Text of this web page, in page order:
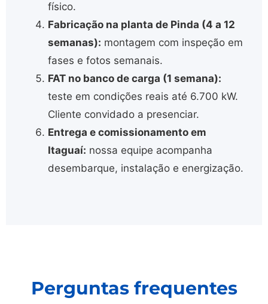
físico.
Fabricação na planta de Pinda (4 a 12
semanas): montagem com inspeção em
fases e fotos semanais.
FAT no banco de carga (1 semana):
teste em condições reais até 6.700 kW.
Cliente convidado a presenciar.
Entrega e comissionamento em
Itaguaí: nossa equipe acompanha
desembarque, instalação e energização.
Perguntas frequentes